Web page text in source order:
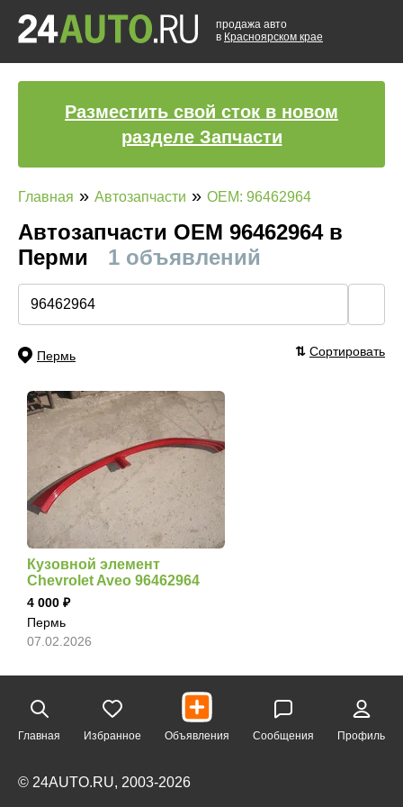
продажа авто
в Красноярском крае
Разместить свой сток в новом
разделе Запчасти
Главная » Автозапчасти » OEM: 96462964
Автозапчасти ОЕМ 96462964 в
Перми
1 объявлений
Пермь ⇅ Сортировать
Кузовной элемент
Chevrolet Aveo 96462964
4 000
Пермь
07.02.2026
Главная Избранное Объявления Сообщения Профиль
© 24AUTO.RU, 2003-2026